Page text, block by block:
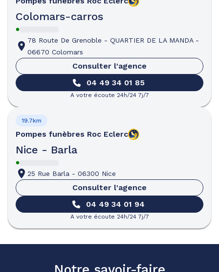
Colomars-carros
78 Route De Grenoble - QUARTIER DE LA MANDA-
06670 Colomars
Consulter l'agence
04 49 34 01 85
A votre écoute 24h/24 7j/7
Pompes funèbres Roc Eclerc
Nice - Barla
19.7km
25 Rue Barla - 06300 Nice
Consulter l'agence
04 49 34 01 94
A votre écoute 24h/24 7j/7